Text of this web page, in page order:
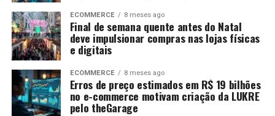
ECOMMERCE 8 meses ago
Final de semana quente antes do Natal
deve impulsionar compras nas lojas físicas
e digitais
ECOMMERCE 8 meses ago
Erros de preço estimados em R$ 19 bilhões
no e-commerce motivam criação da LUKRE
pelo theGarage